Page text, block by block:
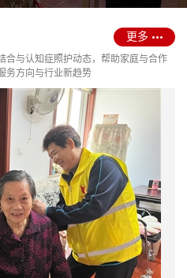
合与认知症照护动态，帮助家庭与合作
务方向与行业新趋势
更多